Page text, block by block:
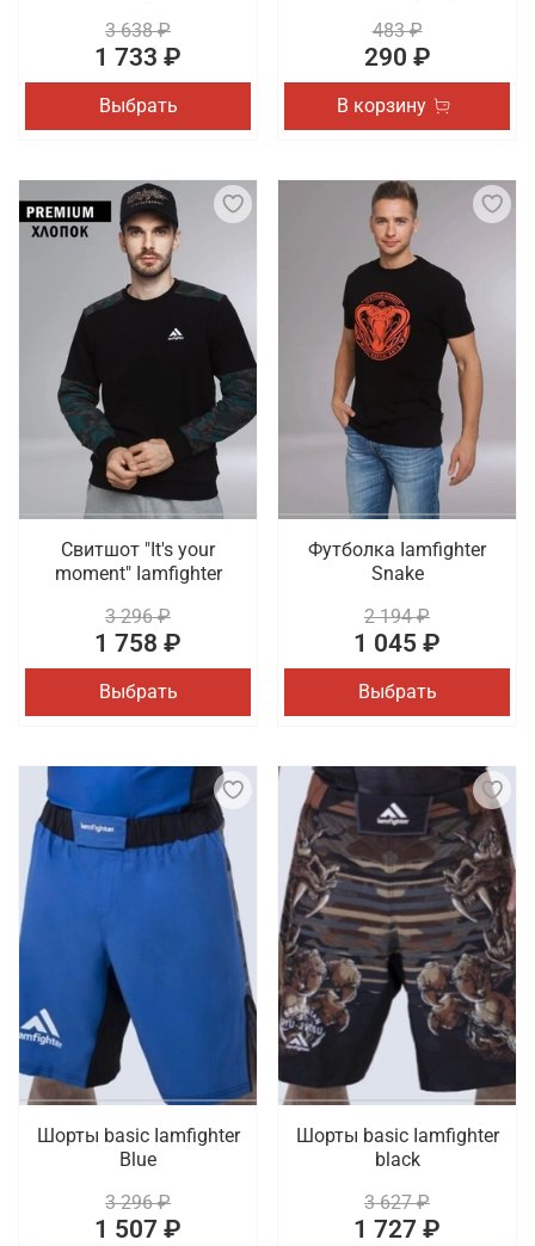
3 638 ₽
1 733 ₽
Выбрать
483 ₽
290 ₽
В корзину
Свитшот "It's your
moment" Iamfighter
3 296 ₽
1 758 ₽
Выбрать
Футболка Iamfighter
Snake
2 194 ₽
1 045 ₽
Выбрать
Шорты basic Iamfighter
Blue
3 296 ₽
1 507 ₽
Шорты basic Iamfighter
black
3 627 ₽
1 727 ₽